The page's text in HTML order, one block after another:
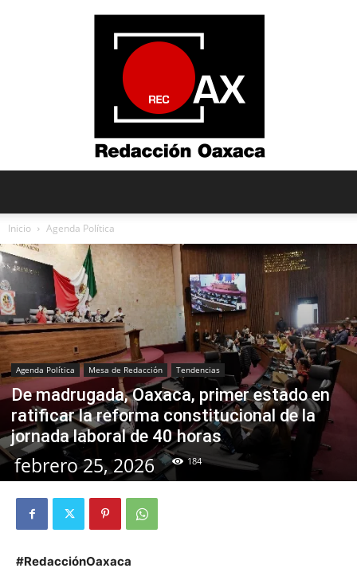
Oaxaca
Inicio Agenda Política
Agenda Política Mesa de Redacción Tendencias
De madrugada, Oaxaca, primer estado en
ratificar la reforma constitucional de la
jornada laboral de 40 horas
febrero 25, 2026 184
#RedacciónOaxaca